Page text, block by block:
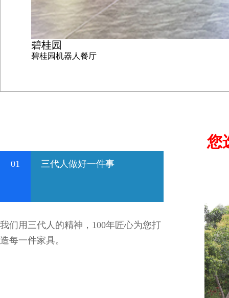
碧桂园
碧桂园机器人餐厅
您
01 三代人做好一件事
我们用三代人的精神，100年匠心为您打
造每一件家具。